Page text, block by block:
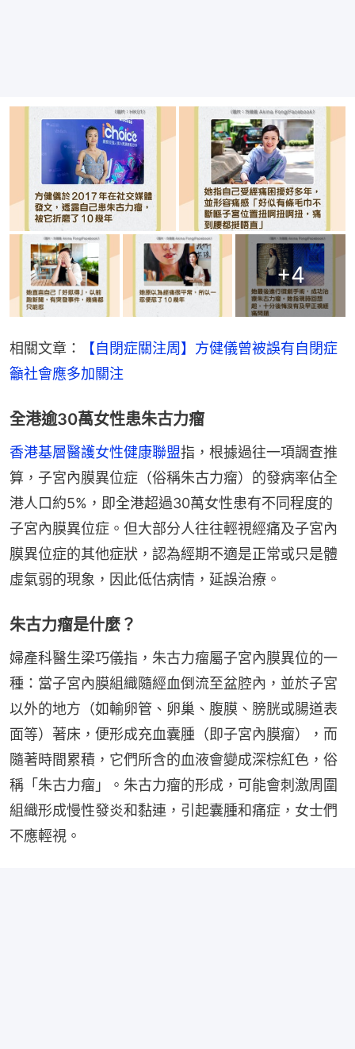
+4
相關文章：
【自閉症關注周】方健儀曾被誤有自閉症
籲社會應多加關注
全港逾30萬女性患朱古力瘤
香港基層醫護女性健康聯盟指，根據過往一項調查推
算，子宮內膜異位症（俗稱朱古力瘤）的發病率佔全
港人口約5%，即全港超過30萬女性患有不同程度的
子宮內膜異位症。但大部分人往往輕視經痛及子宮內
膜異位症的其他症狀，認為經期不適是正常或只是體
虛氣弱的現象，因此低估病情，延誤治療。
朱古力瘤是什麼？
婦產科醫生梁巧儀指，朱古力瘤屬子宮內膜異位的一
種：當子宮內膜組織隨經血倒流至盆腔內，並於子宮
以外的地方（如輸卵管、卵巢、腹膜、膀胱或腸道表
面等）著床，便形成充血囊腫（即子宮內膜瘤），而
隨著時間累積，它們所含的血液會變成深棕紅色，俗
稱「朱古力瘤」。朱古力瘤的形成，可能會刺激周圍
組織形成慢性發炎和黏連，引起囊腫和痛症，女士們
不應輕視。